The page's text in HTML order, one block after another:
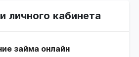
личного кабинета
займа онлайн